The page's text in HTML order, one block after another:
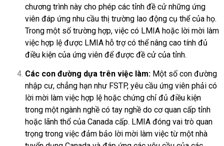
chương trình này cho phép các tỉnh đề cử những ứng
viên đáp ứng nhu cầu thị trường lao động cụ thể của họ.
Trong một số trường hợp, việc có LMIA hoặc lời mời làm
việc hợp lệ được LMIA hỗ trợ có thể nâng cao tính đủ
điều kiện của ứng viên để được đề cử của tỉnh.
Các con đường dựa trên việc làm: Một số con đường
nhập cư, chẳng hạn như FSTP, yêu cầu ứng viên phải có
lời mời làm việc hợp lệ hoặc chứng chỉ đủ điều kiện
trong một ngành nghề có tay nghề do cơ quan cấp tỉnh
hoặc lãnh thổ của Canada cấp. LMIA đóng vai trò quan
trọng trong việc đảm bảo lời mời làm việc từ một nhà